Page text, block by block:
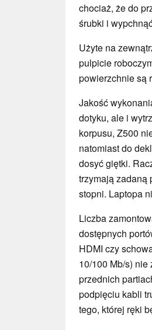
chociaż, że do
śrubki i
Użyte na
pulpicie
powierzchnie są
Jakość
dotyku, ale i
korpusu, Z500
natomiast do
dosyć giętki.
trzymają zadaną
stopni. Laptopa
Liczba
dostępnych
HDMI czy
10/100 Mb/s)
przednich
podpięciu kabli
tego, której ręki